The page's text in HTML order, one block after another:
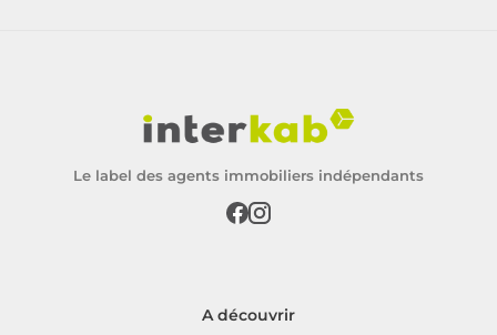
Le label des agents immobiliers indépendants
A découvrir